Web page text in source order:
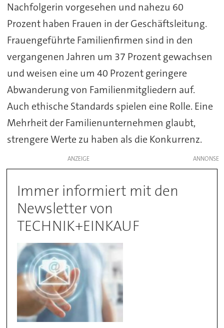
Nachfolgerin vorgesehen und nahezu 60
Prozent haben Frauen in der Geschäftsleitung.
Frauengeführte Familienfirmen sind in den
vergangenen Jahren um 37 Prozent gewachsen
und weisen eine um 40 Prozent geringere
Abwanderung von Familienmitgliedern auf.
Auch ethische Standards spielen eine Rolle. Eine
Mehrheit der Familienunternehmen glaubt,
strengere Werte zu haben als die Konkurrenz.
ANZEIGE
Immer informiert mit den
Newsletter von
TECHNIK+EINKAUF